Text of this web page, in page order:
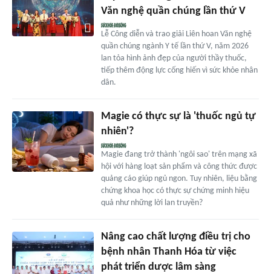
Văn nghệ quần chúng lần thứ V
Lễ Công diễn và trao giải Liên hoan Văn nghệ
quần chúng ngành Y tế lần thứ V, năm 2026
lan tỏa hình ảnh đẹp của người thầy thuốc,
tiếp thêm động lực cống hiến vì sức khỏe nhân
dân.
Magie có thực sự là 'thuốc ngủ tự
nhiên'?
Magie đang trở thành 'ngôi sao' trên mạng xã
hội với hàng loạt sản phẩm và công thức được
quảng cáo giúp ngủ ngon. Tuy nhiên, liệu bằng
chứng khoa học có thực sự chứng minh hiệu
quả như những lời lan truyền?
Nâng cao chất lượng điều trị cho
bệnh nhân Thanh Hóa từ việc
phát triển dược lâm sàng